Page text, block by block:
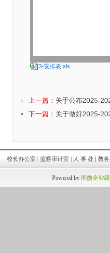
3-安排表.xls
上一篇： 关于公布2025-
下一篇： 关于做好2025-
校长办公室| 监察审计室| 人 事 处 教
Powered by 国微企业